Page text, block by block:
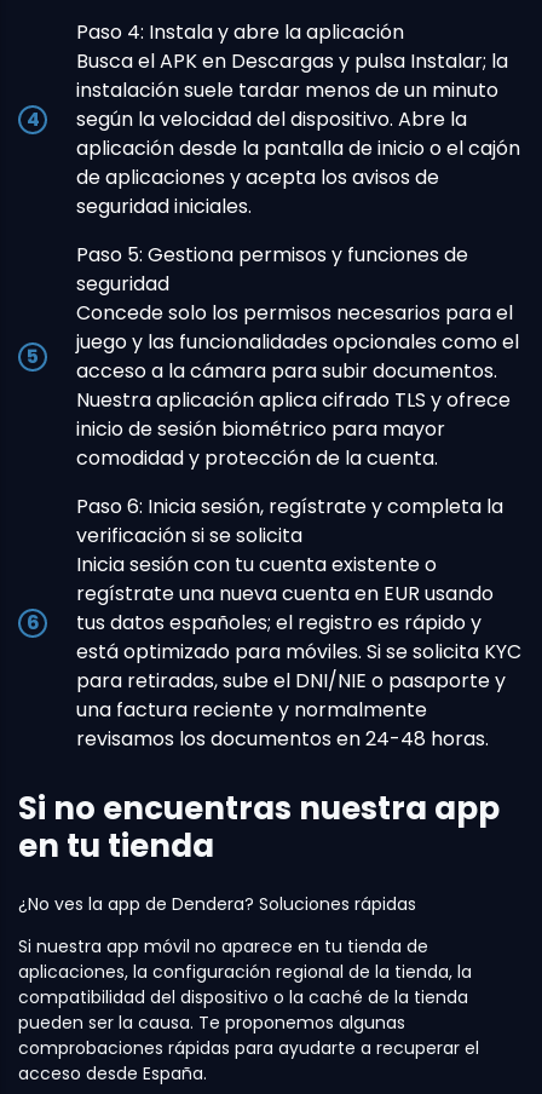
Paso 4: Instala y abre la aplicación
Busca el APK en Descargas y pulsa Instalar; la
instalación suele tardar menos de un minuto
según la velocidad del dispositivo. Abre la
aplicación desde la pantalla de inicio o el cajón
de aplicaciones y acepta los avisos de
seguridad iniciales.
Paso 5: Gestiona permisos y funciones de
seguridad
Concede solo los permisos necesarios para el
juego y las funcionalidades opcionales como el
acceso a la cámara para subir documentos.
Nuestra aplicación aplica cifrado TLS y ofrece
inicio de sesión biométrico para mayor
comodidad y protección de la cuenta.
Paso 6: Inicia sesión, regístrate y completa la
verificación si se solicita
Inicia sesión con tu cuenta existente o
regístrate una nueva cuenta en EUR usando
tus datos españoles; el registro es rápido y
está optimizado para móviles. Si se solicita KYC
para retiradas, sube el DNI/NIE o pasaporte y
una factura reciente y normalmente
revisamos los documentos en 24-48 horas.
Si no encuentras nuestra app
en tu tienda
¿No ves la app de Dendera? Soluciones rápidas
Si nuestra app móvil no aparece en tu tienda de
aplicaciones, la configuración regional de la tienda, la
compatibilidad del dispositivo o la caché de la tienda
pueden ser la causa. Te proponemos algunas
comprobaciones rápidas para ayudarte a recuperar el
acceso desde España.